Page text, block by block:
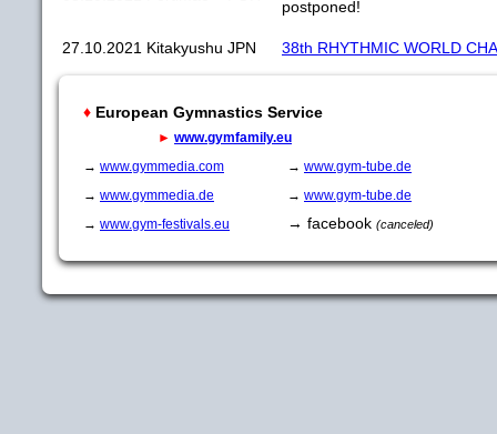
postponed!
27.10.2021 Kitakyushu JPN 38th RHYTHMIC WORLD
♦ European Gymnastics Service
► www.gymfamily.eu
→ www.gymmedia.com → www.gym-tube.de
→ www.gymmedia.de → www.gym-tube.de
→ www.gym-festivals.eu → facebook (canceled)